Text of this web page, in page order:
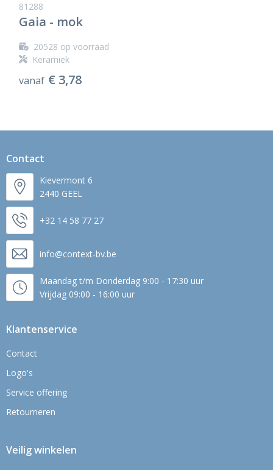
81288
Gaia - mok
20528 op voorraad
Keramiek
vanaf € 3,78
Contact
Kievermont 6
2440 GEEL
+32 14 58 77 27
info@context-bv.be
Maandag t/m Donderdag 9:00 - 17:30 uur
Vrijdag 09:00 - 16:00 uur
Klantenservice
Contact
Logo's
Service offering
Retourneren
Veilig winkelen